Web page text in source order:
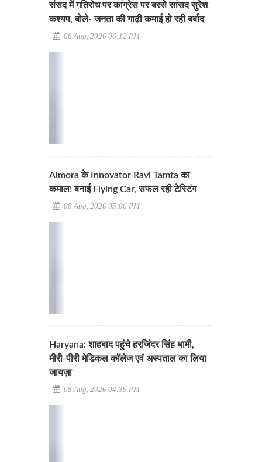
संसद में गतिरोध पर कांग्रेस पर बरसे सांसद सुरेश
कश्यप, बोले- जनता की गाढ़ी कमाई हो रही बर्बाद
08 Aug, 2026 06:12 PM
Almora के Innovator Ravi Tamta का
कमाल! बनाई Flying Car, सफल रही टेस्टिंग
08 Aug, 2026 05:06 PM
Haryana: शाहबाद पहुंचे हरजिंदर सिंह धामी,
मीरी-पीरी मेडिकल कॉलेज एवं अस्पताल का लिया
जायज़ा
08 Aug, 2026 04:39 PM